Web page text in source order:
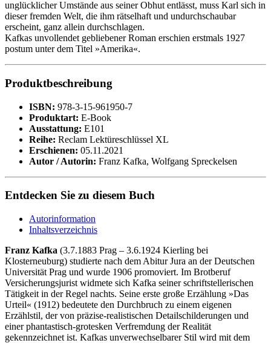
unglücklicher Umstände aus seiner Obhut entlässt, muss Karl sich in
dieser fremden Welt, die ihm rätselhaft und undurchschaubar
erscheint, ganz allein durchschlagen.
Kafkas unvollendet gebliebener Roman erschien erstmals 1927
postum unter dem Titel »Amerika«.
Produktbeschreibung
ISBN: 978-3-15-961950-7
Produktart: E-Book
Ausstattung: E101
Reihe: Reclam Lektüreschlüssel XL
Erschienen: 05.11.2021
Autor / Autorin: Franz Kafka, Wolfgang Spreckelsen
Entdecken Sie zu diesem Buch
Autorinformation
Inhaltsverzeichnis
Franz Kafka (3.7.1883 Prag – 3.6.1924 Kierling bei
Klosterneuburg) studierte nach dem Abitur Jura an der Deutschen
Universität Prag und wurde 1906 promoviert. Im Brotberuf
Versicherungsjurist widmete sich Kafka seiner schriftstellerischen
Tätigkeit in der Regel nachts. Seine erste große Erzählung »Das
Urteil« (1912) bedeutete den Durchbruch zu einem eigenen
Erzählstil, der von präzise-realistischen Detailschilderungen und
einer phantastisch-grotesken Verfremdung der Realität
gekennzeichnet ist. Kafkas unverwechselbarer Stil wird mit dem